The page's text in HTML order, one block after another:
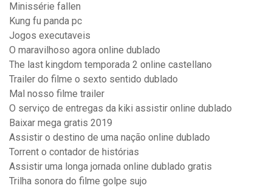
Minissérie fallen
Kung fu panda pc
Jogos executaveis
O maravilhoso agora online dublado
The last kingdom temporada 2 online castellano
Trailer do filme o sexto sentido dublado
Mal nosso filme trailer
O serviço de entregas da kiki assistir online dublado
Baixar mega gratis 2019
Assistir o destino de uma nação online dublado
Torrent o contador de histórias
Assistir uma longa jornada online dublado gratis
Trilha sonora do filme golpe sujo